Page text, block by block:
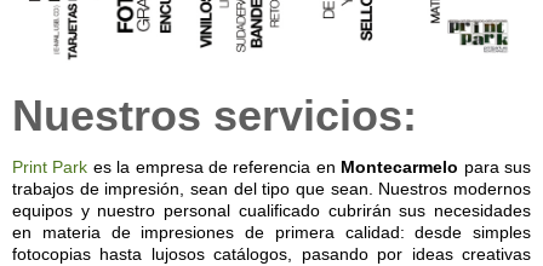
Nuestros servicios:
Print Park es la empresa de referencia en Montecarmelo para sus
trabajos de impresión, sean del tipo que sean. Nuestros modernos
equipos y nuestro personal cualificado cubrirán sus necesidades
en materia de impresiones de primera calidad: desde simples
fotocopias hasta lujosos catálogos, pasando por ideas creativas